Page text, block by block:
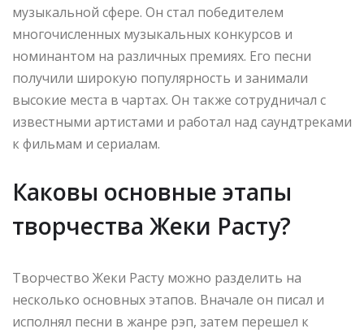
музыкальной сфере. Он стал победителем
многочисленных музыкальных конкурсов и
номинантом на различных премиях. Его песни
получили широкую популярность и занимали
высокие места в чартах. Он также сотрудничал с
известными артистами и работал над саундтреками
к фильмам и сериалам.
Каковы основные этапы
творчества Жеки Расту?
Творчество Жеки Расту можно разделить на
несколько основных этапов. Вначале он писал и
исполнял песни в жанре рэп, затем перешел к